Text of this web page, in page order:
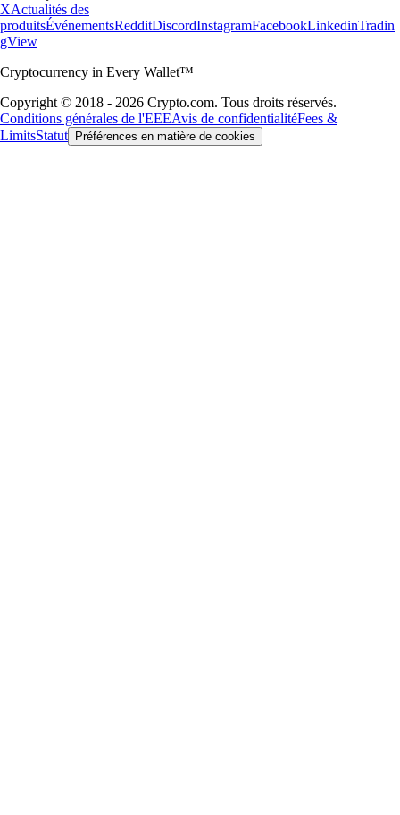
XActualités des
produitsÉvénementsRedditDiscordInstagramFacebookLinkedinTradin
gView
Cryptocurrency in Every Wallet™
Copyright © 2018 - 2026 Crypto.com. Tous droits réservés.
Conditions générales de l'EEEAvis de confidentialitéFees &
LimitsStatut Préférences en matière de cookies